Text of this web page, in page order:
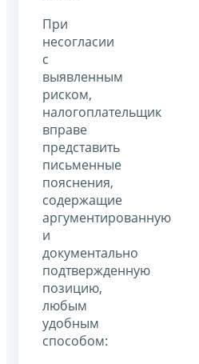
При
несогласии
с
выявленным
риском,
налогоплательщик
вправе
представить
письменные
пояснения,
содержащие
аргументированную
и
документально
подтвержденную
позицию,
любым
удобным
способом: